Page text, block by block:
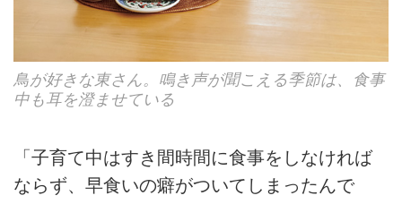
鳥が好きな東さん。鳴き声が聞こえる季節は、食事
中も耳を澄ませている
「子育て中はすき間時間に食事をしなければ
ならず、早食いの癖がついてしまったんで